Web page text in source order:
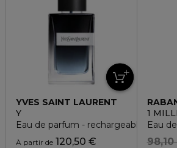
YVES SAINT LAURENT
Y
Eau de parfum - rechargeable
À partir de 120,50 €
1
Eau